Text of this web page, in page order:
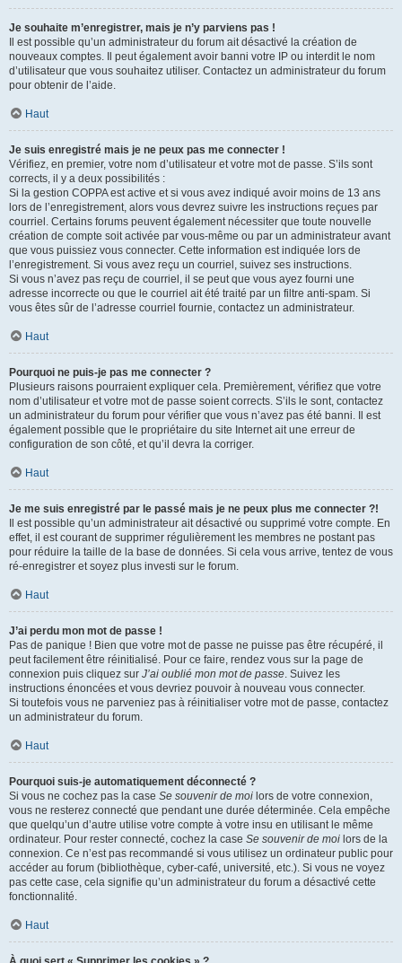
Je souhaite m’enregistrer, mais je n’y parviens pas !
Il est possible qu’un administrateur du forum ait désactivé la création de
nouveaux comptes. Il peut également avoir banni votre IP ou interdit le nom
d’utilisateur que vous souhaitez utiliser. Contactez un administrateur du forum
pour obtenir de l’aide.
Haut
Je suis enregistré mais je ne peux pas me connecter !
Vérifiez, en premier, votre nom d’utilisateur et votre mot de passe. S’ils sont
corrects, il y a deux possibilités :
Si la gestion COPPA est active et si vous avez indiqué avoir moins de 13 ans
lors de l’enregistrement, alors vous devrez suivre les instructions reçues par
courriel. Certains forums peuvent également nécessiter que toute nouvelle
création de compte soit activée par vous-même ou par un administrateur avant
que vous puissiez vous connecter. Cette information est indiquée lors de
l’enregistrement. Si vous avez reçu un courriel, suivez ses instructions.
Si vous n’avez pas reçu de courriel, il se peut que vous ayez fourni une
adresse incorrecte ou que le courriel ait été traité par un filtre anti-spam. Si
vous êtes sûr de l’adresse courriel fournie, contactez un administrateur.
Haut
Pourquoi ne puis-je pas me connecter ?
Plusieurs raisons pourraient expliquer cela. Premièrement, vérifiez que votre
nom d’utilisateur et votre mot de passe soient corrects. S’ils le sont, contactez
un administrateur du forum pour vérifier que vous n’avez pas été banni. Il est
également possible que le propriétaire du site Internet ait une erreur de
configuration de son côté, et qu’il devra la corriger.
Haut
Je me suis enregistré par le passé mais je ne peux plus me connecter ?!
Il est possible qu’un administrateur ait désactivé ou supprimé votre compte. En
effet, il est courant de supprimer régulièrement les membres ne postant pas
pour réduire la taille de la base de données. Si cela vous arrive, tentez de vous
ré-enregistrer et soyez plus investi sur le forum.
Haut
J’ai perdu mon mot de passe !
Pas de panique ! Bien que votre mot de passe ne puisse pas être récupéré, il
peut facilement être réinitialisé. Pour ce faire, rendez vous sur la page de
connexion puis cliquez sur J’ai oublié mon mot de passe. Suivez les
instructions énoncées et vous devriez pouvoir à nouveau vous connecter.
Si toutefois vous ne parveniez pas à réinitialiser votre mot de passe, contactez
un administrateur du forum.
Haut
Pourquoi suis-je automatiquement déconnecté ?
Si vous ne cochez pas la case Se souvenir de moi lors de votre connexion,
vous ne resterez connecté que pendant une durée déterminée. Cela empêche
que quelqu’un d’autre utilise votre compte à votre insu en utilisant le même
ordinateur. Pour rester connecté, cochez la case Se souvenir de moi lors de la
connexion. Ce n’est pas recommandé si vous utilisez un ordinateur public pour
accéder au forum (bibliothèque, cyber-café, université, etc.). Si vous ne voyez
pas cette case, cela signifie qu’un administrateur du forum a désactivé cette
fonctionnalité.
Haut